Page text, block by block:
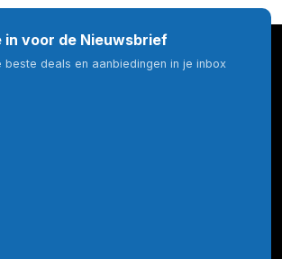
in voor de Nieuwsbrief
beste deals en aanbiedingen in je inbox